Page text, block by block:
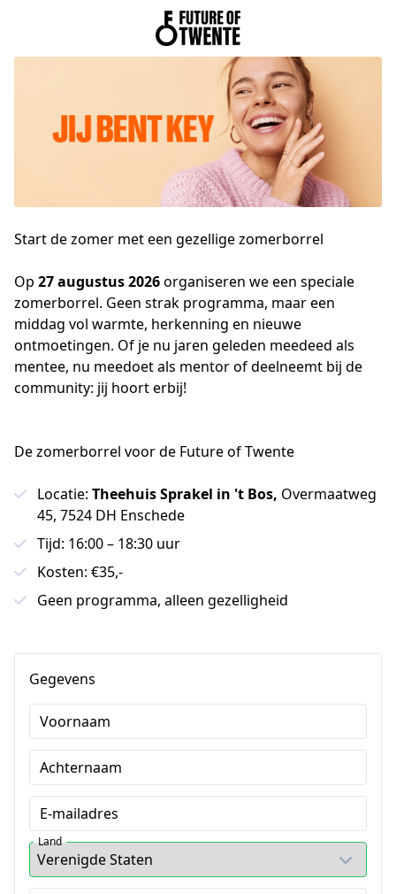
Start de zomer met een gezellige zomerborrel
Op 27 augustus 2026 organiseren we een speciale
zomerborrel. Geen strak programma, maar een
middag vol warmte, herkenning en nieuwe
ontmoetingen. Of je nu jaren geleden meedeed als
mentee, nu meedoet als mentor of deelneemt bij de
community: jij hoort erbij!
De zomerborrel voor de Future of Twente
Locatie: Theehuis Sprakel in 't Bos, Overmaatweg
45, 7524 DH Enschede
Tijd: 16:00 – 18:30 uur
Kosten: €35,-
Geen programma, alleen gezelligheid
Gegevens
Voornaam
Achternaam
E-mailadres
Land